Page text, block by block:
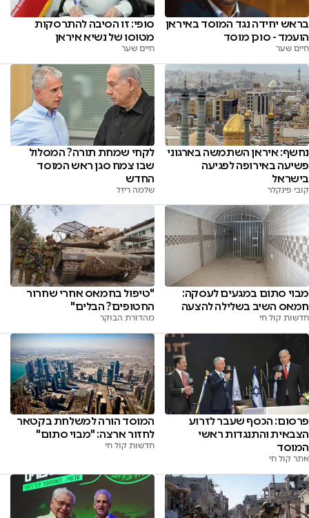
בראש יחידה נגד המוסד באיראן
הועמד - סוכן מוסד
חיים שער
סופי: זו הסיבה להתרסקות
מטוסו של נשיא איראן
חיים שער
נחשף: איראן השתמשה בארגוני
פשיעה באירופה לפגיעה
בישראל
קובי פינקלר
לקחי שמחת תורה? המסלול
שבו צמח סגן ראש המוסד
החדש
שלמה ריזל
מבוי סתום במגעים לעסקה:
חמאס השיב בשלילה להצעה
חדשות קול חי
"טיפול בחמאס אחרי שחרור
החטופים? הבלים"
מהדורת הבוקר
פרסום: הכסף שעבר לזרוע
הצבאית והתנגדות ראשי
המוסד
אתר קול חי
המוסד הורה למשלחת בקטאר
לחזור ארצה: "מבוי סתום"
חדשות קול חי